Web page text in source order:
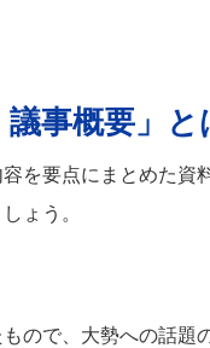
事概要」と
を要点にまとめた資
ょう。
ので、大勢への話題